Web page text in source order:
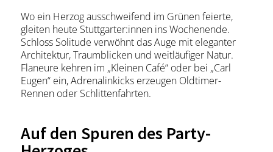
Wo ein Herzog ausschweifend im Grünen feierte,
gleiten heute Stuttgarter:innen ins Wochenende.
Schloss Solitude verwöhnt das Auge mit eleganter
Architektur, Traumblicken und weitläufiger Natur.
Flaneure kehren im „Kleinen Café“ oder bei „Carl
Eugen“ ein, Adrenalinkicks erzeugen Oldtimer-
Rennen oder Schlittenfahrten.
Auf den Spuren des Party-